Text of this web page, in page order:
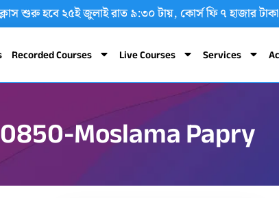
শুরু হবে ২৫ই জুলাই রাত ৯:৩০ টায়, কোর্স ফি ৭ হাজার
Recorded Courses Live Courses Services
Moslama Papry